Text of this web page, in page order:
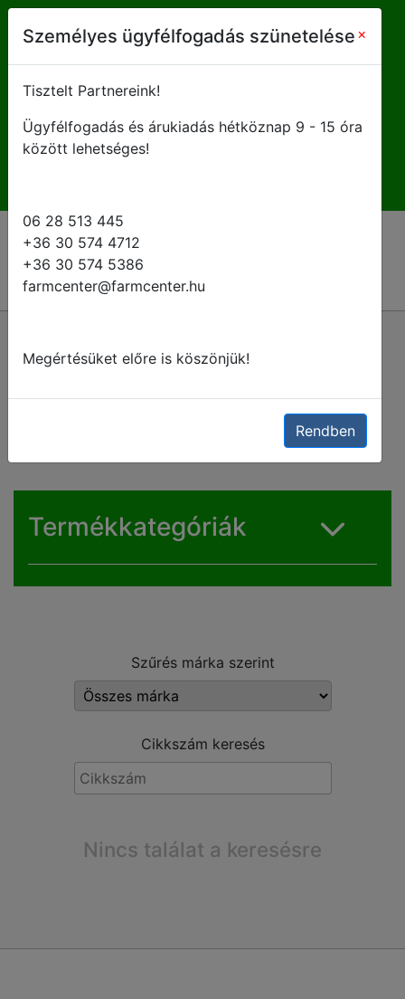
farmcenter@farmcenter.hu
H-P 8 - 16:30
Tartálymosó fúvókák és
Termékkategóriák
Szűrés márka szerint
Cikkszám keresés
Nincs találat a keresésre
Személyes ügyfélfogadás szünetelése ×
Tisztelt Partnereink!
Ügyfélfogadás és árukiadás hétköznap 9 - 15 óra
között lehetséges!
06 28 513 445
+36 30 574 4712
+36 30 574 5386
farmcenter@farmcenter.hu
Megértésüket előre is köszönjük!
Rendben